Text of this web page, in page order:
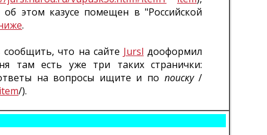
об этом казусе помещен в "Российской
.
что на сайте Jursl дооформил
там есть уже три таких странички:
на вопросы ищите и по поиску/
/).